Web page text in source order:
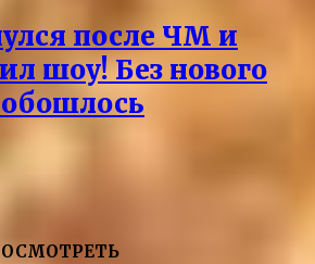
после ЧМ и
шоу! Без нового